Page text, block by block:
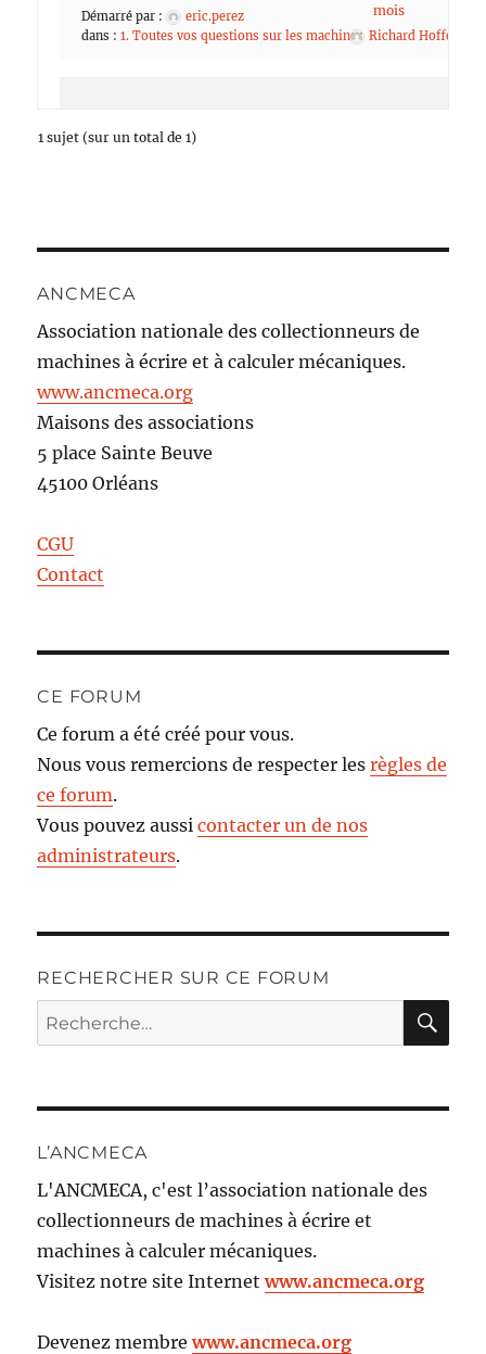
Démarré par :
eric.perez
dans :1. Toutes vos questions sur les machines
mois
Richard Hoffer
1 sujet (sur un total de 1)
ANCMECA
Association nationale des collectionneurs de
machines à écrire et à calculer mécaniques.
www.ancmeca.org
Maisons des associations
5 place Sainte Beuve
45100 Orléans
CGU
Contact
CE FORUM
Ce forum a été créé pour vous.
Nous vous remercions de respecter lesrègles de
ce forum.
Vous pouvez aussicontacter un de nos
administrateurs.
RECHERCHER SUR CE FORUM
Recherche
pour :
L’ANCMECA
L'ANCMECA, c'est l’association nationale des
collectionneurs de machines à écrire et
machines à calculer mécaniques.
Visitez notre site Internetwww.ancmeca.org
Devenez membrewww.ancmeca.org